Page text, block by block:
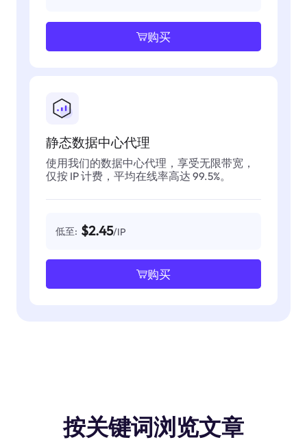
购买
静态数据中心代理
使用我们的数据中心代理，享受无限带宽，
仅按 IP 计费，平均在线率高达 99.5%。
低至: $2.45/IP
购买
按关键词浏览文章